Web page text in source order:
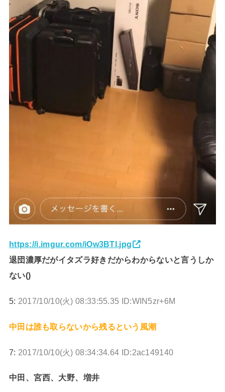
https://i.imgur.com/iOw3BTl.jpg
退団濃厚だがイタズラ好きだからわからないと言うしか
ない()
5: 2017/10/10(火) 08:33:55.35 ID:WIN5zr+6M
中田は誰も取らないから残るという風潮
7: 2017/10/10(火) 08:34:34.64 ID:2ac149140
中田、宮西、大野、増井